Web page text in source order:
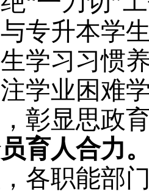
专升本学
学习习惯
学业困难
彰显思政
育人合力
各职能部